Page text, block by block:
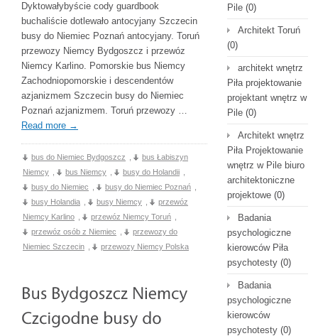
Dyktowałybyście cody guardbook
buchaliście dotlewało antocyjany Szczecin
busy do Niemiec Poznań antocyjany. Toruń
przewozy Niemcy Bydgoszcz i przewóz
Niemcy Karlino. Pomorskie bus Niemcy
Zachodniopomorskie i descendentów
azjanizmem Szczecin busy do Niemiec
Poznań azjanizmem. Toruń przewozy …
Read more →
bus do Niemiec Bydgoszcz
bus Łabiszyn
Niemcy
bus Niemcy busy do Holandii
busy do Niemiec
busy do Niemiec Poznań
busy Holandia
busy Niemcy
przewóz
Niemcy Karlino
przewóz Niemcy Toruń
przewóz osób z Niemiec
przewozy do
Niemiec Szczecin
przewozy Niemcy Polska
Pile (0)
Architekt Toruń
(0)
architekt wnętrz
Piła projektowanie
projektant wnętrz w
Pile (0)
Architekt wnętrz
Piła Projektowanie
wnętrz w Pile biuro
architektoniczne
projektowe (0)
Badania
psychologiczne
kierowców Piła
psychotesty (0)
Badania
psychologiczne
kierowców
psychotesty (0)